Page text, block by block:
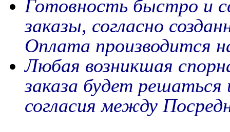
Готовность быстро и
заказы, согласно
Оплата производится
Любая возникшая
заказа будет
согласия между